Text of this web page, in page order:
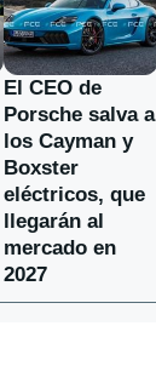
El CEO de
Porsche salva a
los Cayman y
Boxster
eléctricos, que
llegarán al
mercado en
2027